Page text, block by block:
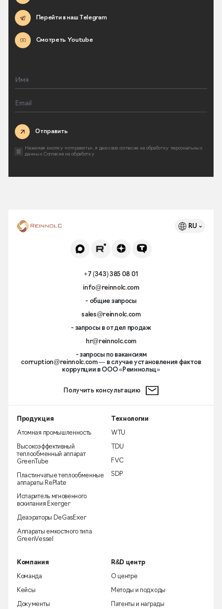
Перейти в наш Telegram
Смотреть Youtube
Отправить
Нажимая кнопку «отправить», я даю свое согласие на обработку персональных
данных Согласие на обработку
RU
+7 (343) 385 08 01
info@reinnolc.com
- общие запросы
sales@reinnolc.com
- запросы в отдел продаж
hr@reinnolc.com
- запросы по вакансиям
corruption@reinnolc.com— в случае установления фактов
коррупции в ООО «Реиннольц»
Получить консультацию
Продукция
Атомная промышленность
Высокоэффективный
теплообменный аппарат
GreenTube
Пластинчатые теплообменные
аппараты RePlate
Испаритель мгновенного
вскипания Exerger
Деаэраторы DeGasExer
Аппараты емкостного типа
GreenVessel
Технологии
WTU
TDU
FVC
SDP
Компания
Команда
Кейсы
Документы
R&D центр
О центре
Методы и подходы
Патенты и награды